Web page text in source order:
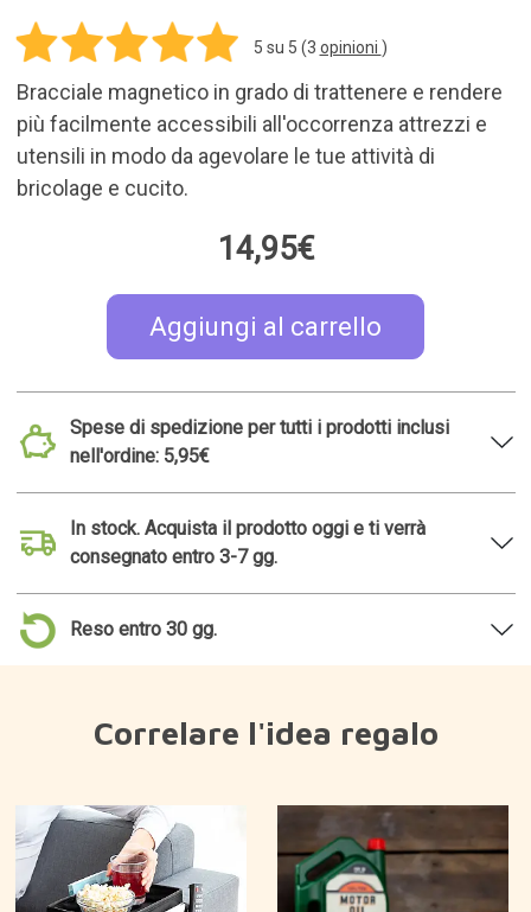
5 su 5 (3 opinioni )
Bracciale magnetico in grado di trattenere e rendere
più facilmente accessibili all'occorrenza attrezzi e
utensili in modo da agevolare le tue attività di
bricolage e cucito.
14,95€
Aggiungi al carrello
Spese di spedizione per tutti i prodotti inclusi
nell'ordine: 5,95€
In stock. Acquista il prodotto oggi e ti verrà
consegnato entro 3-7 gg.
Reso entro 30 gg.
Correlare l'idea regalo